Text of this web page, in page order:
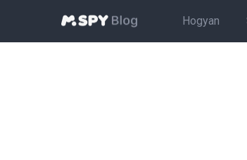
Hogyan